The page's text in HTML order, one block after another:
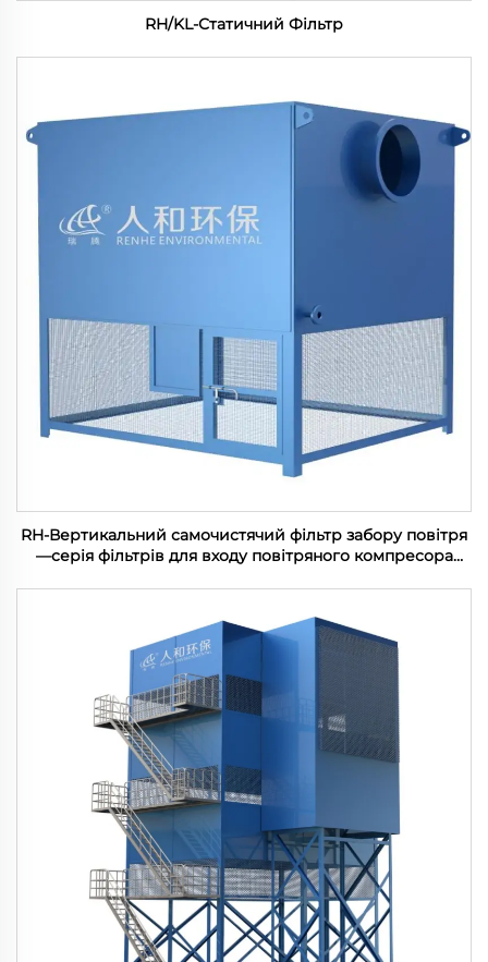
RH/KL-Статичний Фільтр
RH-Вертикальний самочистячий фільтр забору повітря
—серія фільтрів для входу повітряного компресора